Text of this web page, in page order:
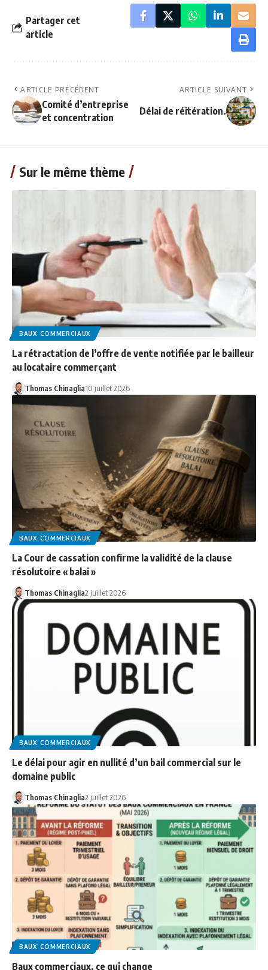
Partager cet
article
ARTICLE PRÉCÉDENT
Comité d’entreprise
et concentration
ARTICLE SUIVANT
Délai de réitération.
Sur le même thème
BAUX COMMERCIAUX
La rétractation de l’offre de vente notifiée par le bailleur
au locataire commerçant
Thomas Chinaglia10 juillet 2026
BAUX COMMERCIAUX
La Cour de cassation confirme la validité de la clause
résolutoire « balai »
Thomas Chinaglia2 juillet 2026
BAUX COMMERCIAUX
Le délai pour agir en nullité d’un bail commercial sur le
domaine public
Thomas Chinaglia2 juillet 2026
BAUX COMMERCIAUX
Baux commerciaux, ce qui change